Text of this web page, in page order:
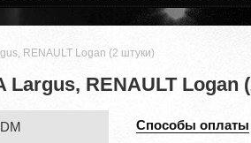
RENAULT Logan (2 штуки)
RENAULT Logan
Способы оплаты